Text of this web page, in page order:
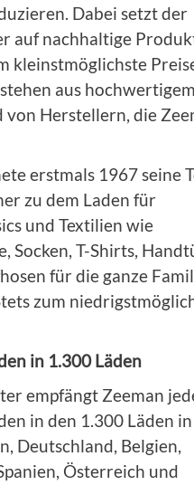
Dabei setzt der
auf nachhaltige
kleinstmöglichste
aus hochwertigem
von Herstellern, die
erstmals 1967 seine
zu dem Laden für
und Textilien wie
Socken, T-Shirts,
für die ganze
zum
in 1.300 Läden
empfängt Zeeman
in den 1.300 Läden
Deutschland, Belgien,
Österreich und